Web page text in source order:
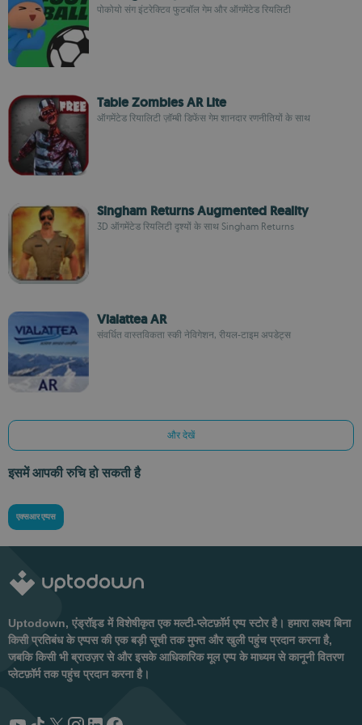
पोकोयो संग इंटरेक्टिव फुटबॉल गेम और ऑगमेंटेड रियलिटी
Table Zombies AR Lite
ऑगमेंटेड रियालिटी ज़ॉम्बी डिफेंस गेम शानदार रणनीतियों के साथ
Singham Returns Augmented Reality
3D ऑगमेंटेड रियलिटी दृश्यों के साथ Singham Returns
Vialattea AR
संवर्धित वास्तविकता स्की नेविगेशन, रीयल-टाइम अपडेट्स
और देखें
इसमें आपकी रुचि हो सकती है
एक्सआर एप्पस
Uptodown, एंड्रॉइड में विशेषीकृत एक मल्टी-प्लेटफ़ॉर्म एप्प स्टोर है। हमारा लक्ष्य बिना
किसी प्रतिबंध के एप्पस की एक बड़ी सूची तक मुफ्त और खुली पहुंच प्रदान करना है,
जबकि किसी भी ब्राउज़र से और इसके आधिकारिक मूल एप्प के माध्यम से कानूनी वितरण
प्लेटफ़ॉर्म तक पहुंच प्रदान करना है।